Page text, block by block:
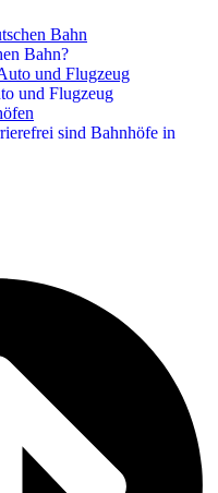
Bahn?
und Flugzeug
sind Bahnhöfe in